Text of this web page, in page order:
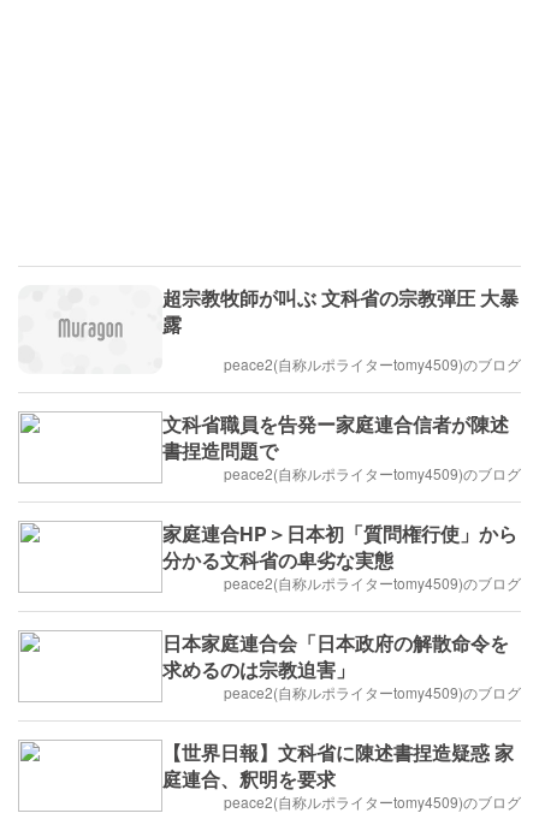
超宗教牧師が叫ぶ 文科省の宗教弾圧 大暴
露
peace2(自称ルポライターtomy4509)のブログ
文科省職員を告発ー家庭連合信者が陳述
書捏造問題で
peace2(自称ルポライターtomy4509)のブログ
家庭連合HP＞日本初「質問権行使」から
分かる文科省の卑劣な実態
peace2(自称ルポライターtomy4509)のブログ
日本家庭連合会「日本政府の解散命令を
求めるのは宗教迫害」
peace2(自称ルポライターtomy4509)のブログ
【世界日報】文科省に陳述書捏造疑惑 家
庭連合、釈明を要求
peace2(自称ルポライターtomy4509)のブログ